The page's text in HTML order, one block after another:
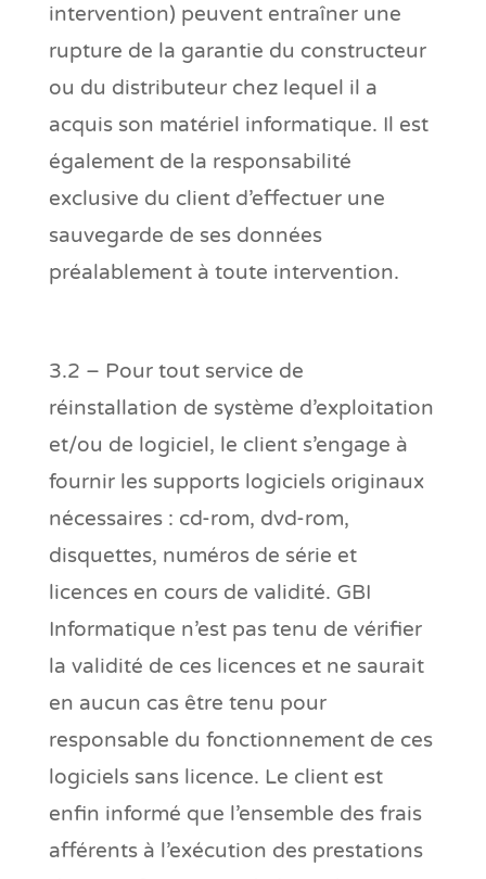
intervention) peuvent entraîner une
rupture de la garantie du constructeur
ou du distributeur chez lequel il a
acquis son matériel informatique. Il est
également de la responsabilité
exclusive du client d’effectuer une
sauvegarde de ses données
préalablement à toute intervention.
3.2 – Pour tout service de
réinstallation de système d’exploitation
et/ou de logiciel, le client s’engage à
fournir les supports logiciels originaux
nécessaires : cd-rom, dvd-rom,
disquettes, numéros de série et
licences en cours de validité. GBI
Informatique n’est pas tenu de vérifier
la validité de ces licences et ne saurait
en aucun cas être tenu pour
responsable du fonctionnement de ces
logiciels sans licence. Le client est
enfin informé que l’ensemble des frais
afférents à l’exécution des prestations